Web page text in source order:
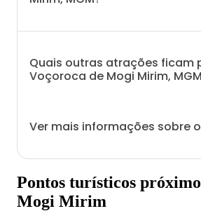
Quais outras atrações ficam
Voçoroca de Mogi Mirim,
Ver mais informações sobre
Pontos turísticos
Mogi Mirim